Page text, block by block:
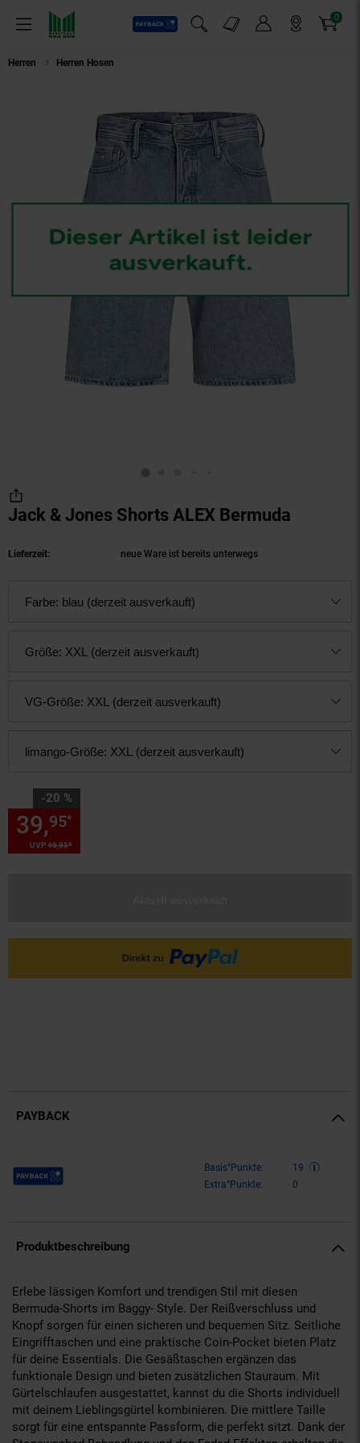
Menü
Payback
Suchfeld einblenden
Markt-Angebote 0
Artikel
Herren Herren Hosen
Jack & Jones Shorts ALEX Bermuda
Lieferzeit: neue Ware ist bereits unterwegs
Farbe: blau (derzeit ausverkauft)
Größe: XXL (derzeit ausverkauft)
VG-Größe: XXL (derzeit ausverkauft)
limango-Größe: XXL (derzeit ausverkauft)
-20 %
Sie Sparen 20 Prozent,
UVP49,95*
39,95*
PAYBACK
Payback Punkte Basis°Punkte:
19
Extra°Punkte:
0
Produktbeschreibung
Erlebe lässigen Komfort und trendigen Stil mit diesen
Bermuda-Shorts im Baggy- Style. Der Reißverschluss und
Knopf sorgen für einen sicheren und bequemen Sitz. Seitliche
Eingrifftaschen und eine praktische Coin-Pocket bieten Platz
für deine Essentials. Die Gesäßtaschen ergänzen das
funktionale Design und bieten zusätzlichen Stauraum. Mit
Gürtelschlaufen ausgestattet, kannst du die Shorts individuell
mit deinem Lieblingsgürtel kombinieren. Die mittlere Taille
sorgt für eine entspannte Passform, die perfekt sitzt. Dank der